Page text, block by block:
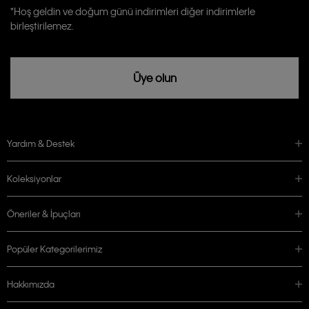
Calvin Klein tarafından kişisel verilerimin yurtdışına aktarılmasına açık
rızam vardır
*Hoş geldin ve doğum günü indirimleri diğer indirimlerle
birleştirilemez.
Üye olun
Yardım & Destek
Koleksiyonlar
Öneriler & İpuçları
Popüler Kategorilerimiz
Hakkımızda